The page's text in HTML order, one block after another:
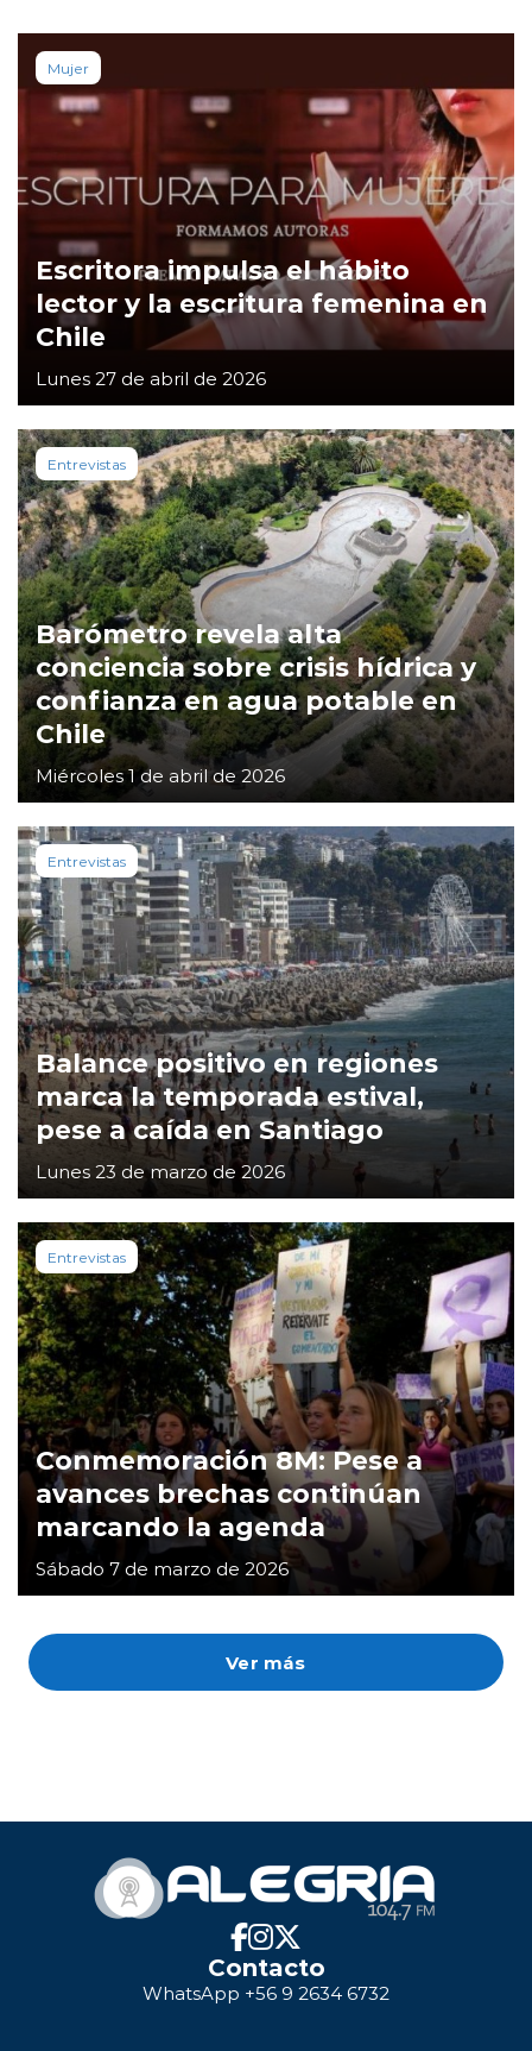
Ver más
Mujer
Escritora impulsa el hábito
lector y la escritura femenina en
Chile
Lunes 27 de abril de 2026
Entrevistas
Barómetro revela alta
conciencia sobre crisis hídrica y
confianza en agua potable en
Chile
Miércoles 1 de abril de 2026
Entrevistas
Balance positivo en regiones
marca la temporada estival,
pese a caída en Santiago
Lunes 23 de marzo de 2026
Entrevistas
Conmemoración 8M: Pese a
avances brechas continúan
marcando la agenda
Sábado 7 de marzo de 2026
Contacto
WhatsApp +56 9 2634 6732